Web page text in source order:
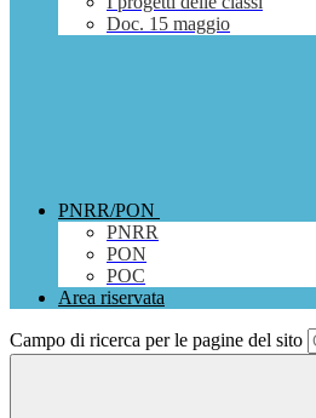
Doc. 15 maggio
PNRR/PON
PNRR
PON
POC
Area riservata
Campo di ricerca per le pagine del sito